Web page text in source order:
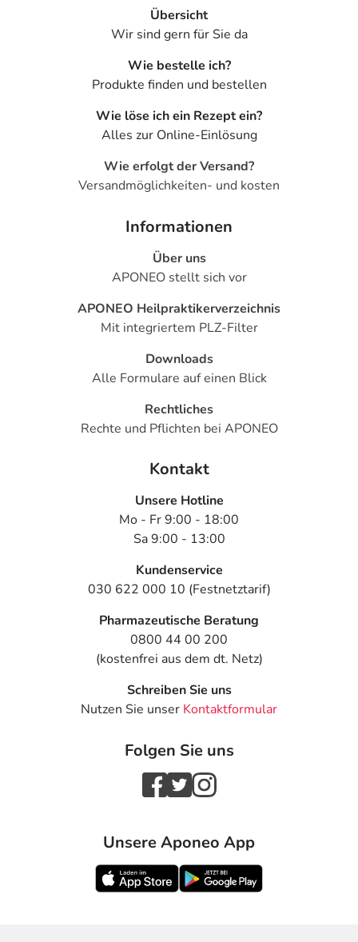
Übersicht
Wir sind gern für Sie da
Wie bestelle ich?
Produkte finden und bestellen
Wie löse ich ein Rezept ein?
Alles zur Online-Einlösung
Wie erfolgt der Versand?
Versandmöglichkeiten- und kosten
Informationen
Über uns
APONEO stellt sich vor
APONEO Heilpraktikerverzeichnis
Mit integriertem PLZ-Filter
Downloads
Alle Formulare auf einen Blick
Rechtliches
Rechte und Pflichten bei APONEO
Kontakt
Unsere Hotline
Mo - Fr 9:00 - 18:00
Sa 9:00 - 13:00
Kundenservice
030 622 000 10 (Festnetztarif)
Pharmazeutische Beratung
0800 44 00 200
(kostenfrei aus dem dt. Netz)
Schreiben Sie uns
Nutzen Sie unser Kontaktformular
Folgen Sie uns
Unsere Aponeo App